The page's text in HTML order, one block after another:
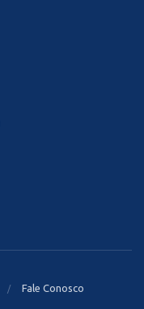
Fale Conosco